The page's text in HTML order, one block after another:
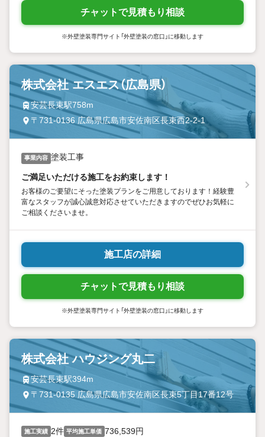
チャットで見積もり相談
※外壁塗装専門サイト「外壁塗装の窓口」に移動します
株式会社 エスエス（広島県）
安芸長束駅758m
〒731-0136 広島県広島市安佐南区長束西2-2-1
事業内容 塗装工事
ご満足いただける施工をお約束します！
お客様のご要望にそった塗装プランをご用意しております！経験豊
富なスタッフが誠心誠意対応させていただきますのでぜひお気軽に
ご相談くださいませ。
施工店の詳細
チャットで見積もり相談
※外壁塗装専門サイト「外壁塗装の窓口」に移動します
株式会社 ハウジング丸二
安芸長束駅394m
〒731-0135 広島県広島市安佐南区長束5丁目17番12号
施工実績 2件 平均施工単価 736,539円